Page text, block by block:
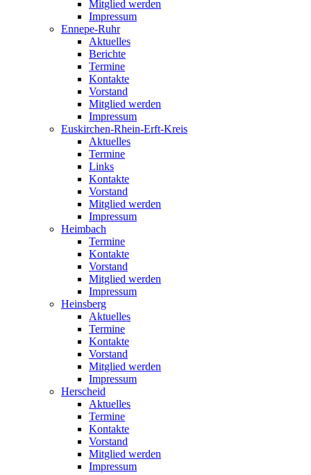
Mitglied werden
Impressum
Ennepe-Ruhr
Aktuelles
Berichte
Termine
Kontakte
Vorstand
Mitglied werden
Impressum
Euskirchen-Rhein-Erft-Kreis
Aktuelles
Termine
Links
Kontakte
Vorstand
Mitglied werden
Impressum
Heimbach
Termine
Kontakte
Vorstand
Mitglied werden
Impressum
Heinsberg
Aktuelles
Termine
Kontakte
Vorstand
Mitglied werden
Impressum
Herscheid
Aktuelles
Termine
Kontakte
Vorstand
Mitglied werden
Impressum